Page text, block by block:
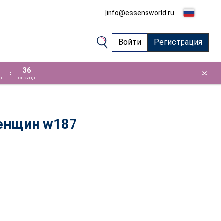
|info@essensworld.ru
Войти Регистрация
: 36
СЕКУНД ×
w187